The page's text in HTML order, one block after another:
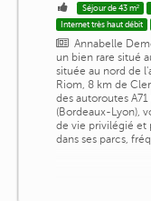
Séjour de 43 m²
Internet très haut débit
Annabelle
un bien rare situé
située au nord de
Riom, 8 km de
des autoroutes
(Bordeaux-Lyon),
de vie privilégié et
dans ses parcs,